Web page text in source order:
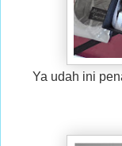
Ya udah ini